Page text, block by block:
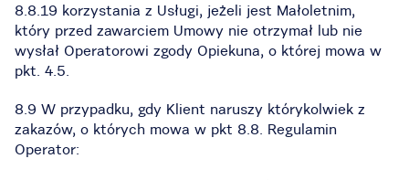
8.8.19 korzystania z Usługi, jeżeli jest Małoletnim,
który przed zawarciem Umowy nie otrzymał lub nie
wysłał Operatorowi zgody Opiekuna, o której mowa w
pkt. 4.5.
8.9 W przypadku, gdy Klient naruszy którykolwiek z
zakazów, o których mowa w pkt 8.8. Regulamin
Operator: